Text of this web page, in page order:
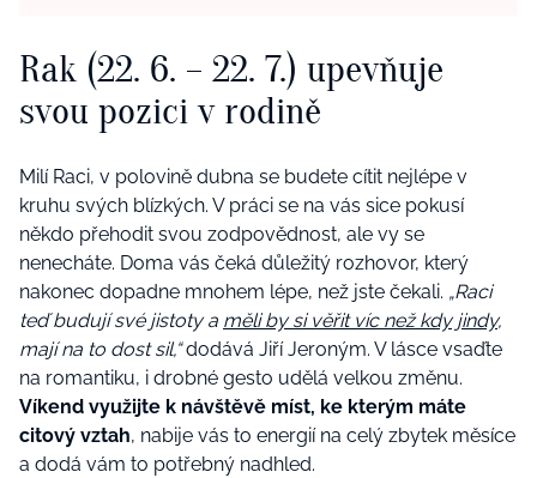
Rak (22. 6. – 22. 7.) upevňuje
svou pozici v rodině
Milí Raci, v polovině dubna se budete cítit nejlépe v
kruhu svých blízkých. V práci se na vás sice pokusí
někdo přehodit svou zodpovědnost, ale vy se
nenecháte. Doma vás čeká důležitý rozhovor, který
nakonec dopadne mnohem lépe, než jste čekali. „Raci
teď budují své jistoty a měli by si věřit víc než kdy jindy,
mají na to dost sil,“dodává Jiří Jeroným. V lásce vsaďte
na romantiku, i drobné gesto udělá velkou změnu.
Víkend využijte k návštěvě míst, ke kterým máte
citový vztah, nabije vás to energií na celý zbytek měsíce
a dodá vám to potřebný nadhled.